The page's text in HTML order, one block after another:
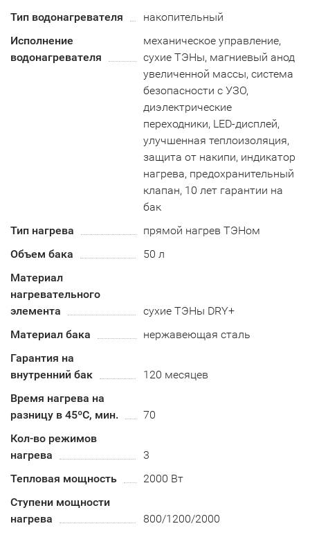
Тип водонагревателя
накопительный
Исполнение
водонагревателя
механическое управление,
сухие ТЭНы, магниевый анод
увеличенной массы, система
безопасности c УЗО,
диэлектрические
переходники, LED-дисплей,
улучшенная теплоизоляция,
защита от накипи, индикатор
нагрева, предохранительный
клапан, 10 лет гарантии на
бак
Тип нагрева
прямой нагрев ТЭНом
Объем бака
50 л
Материал
нагревательного
элемента
сухие ТЭНы DRY+
Материал бака
нержавеющая сталь
Гарантия на
внутренний бак
120 месяцев
Время нагрева на
разницу в 45ºС, мин.
70
Кол-во режимов
нагрева
3
Тепловая мощность
2000 Вт
Ступени мощности
нагрева
800/1200/2000